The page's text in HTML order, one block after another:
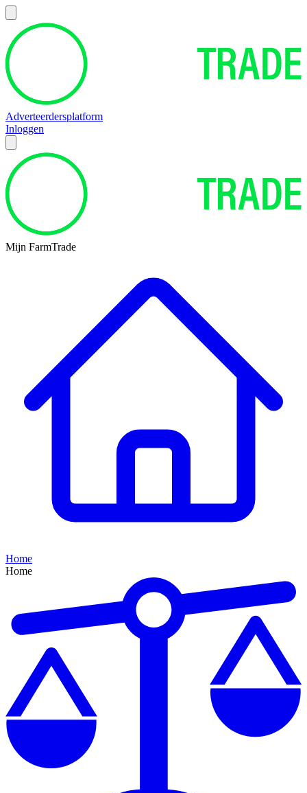
Adverteerdersplatform
Inloggen
Mijn FarmTrade
Home
Home